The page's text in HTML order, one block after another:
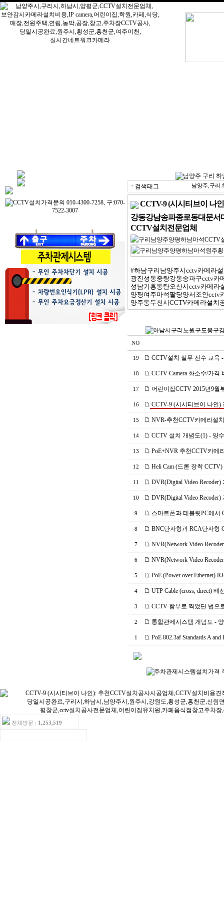
ㆍ 검색태그 남양주,구리.
CCTV-9 (시시티브이 나
강동강남송파종로동대문
CCTV설치전문업체
#하남구리남양주시cctv카메라
광진성동중랑강동송파구cctv카
성남기흥동탄오산시cctv카메라
양평여주마석팔당양서조안cctv
양주동두천시CCTV카메라설치
NO
19 CCTV설치 실무 전수 교육
18 CCTV Camera 화소수/가
17 어린이집CCTV 2015년9
16 CCTV-9 (시시티브이 나인
15 NVR-추천CCTV카메라설
14 CCTV 설치 개념도(1) - 양
13 PoE+NVR 추천CCTV카메
12 Heli Cam (드론 장착
11 DVR(Digital Video
10 DVR(Digital Video
9 스마트폰과 테블릿PC에서
8 BNC단자형과 RCA단자형
7 NVR(Network Video
6 NVR(Network Video
5 PoE (Power over Ethernet)
4 UTP Cable (cross, direct)
3 CCTV 함부로 찍었단 법으
2 통합관제시스템 개념도 -
1 PoE 802.3af Standards A
전체방문 : 1,253,519